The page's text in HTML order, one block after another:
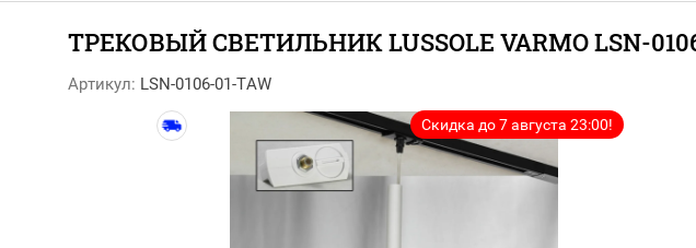
ТРЕКОВЫЙ СВЕТИЛЬНИК LUSSOLE VARMO LSN-
Артикул: LSN-0106-01-TAW
Скидка до 7 августа 23:00!